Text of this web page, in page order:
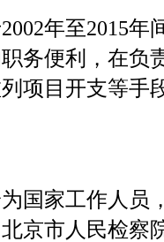
2002年至2015年
务便利，在负
项目开支等手
国家工作人员
京市人民检察